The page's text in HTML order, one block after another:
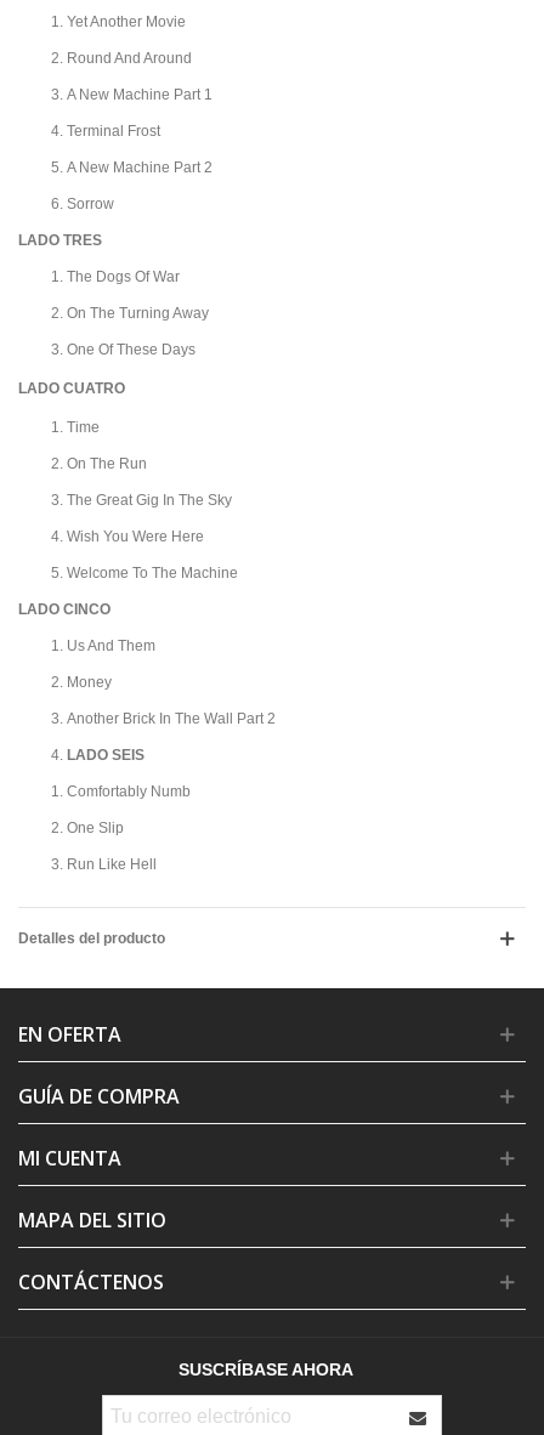
Yet Another Movie
Round And Around
A New Machine Part 1
Terminal Frost
A New Machine Part 2
Sorrow
LADO TRES
The Dogs Of War
On The Turning Away
One Of These Days
LADO CUATRO
Time
On The Run
The Great Gig In The Sky
Wish You Were Here
Welcome To The Machine
LADO CINCO
Us And Them
Money
Another Brick In The Wall Part 2
LADO SEIS
Comfortably Numb
One Slip
Run Like Hell
Detalles del producto
EN OFERTA
GUÍA DE COMPRA
MI CUENTA
MAPA DEL SITIO
CONTÁCTENOS
SUSCRÍBASE AHORA